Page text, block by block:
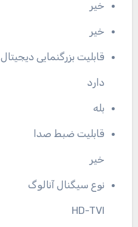
خیر
خیر
قابلیت بزرگنمایی دیجیتال
دارد
بله
قابلیت ضبط صدا
خیر
نوع سیگنال آنالوگ
HD-TVI